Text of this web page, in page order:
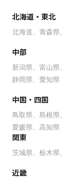
北海道・東北
北海道 青森県
中部
新潟県 富山県
静岡県
愛知県
中国・四国
鳥取県 島根県
愛媛県
高知県
関東
茨城県 栃木県
近畿